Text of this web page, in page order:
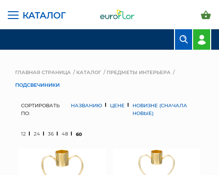
КАТАЛОГ
СВАДЕБНАЯ ФЛОРИСТИКА
ГРУНТЫ И УДОБРЕНИЯ
ГЛАВНАЯ СТРАНИЦА КАТАЛОГ
ПРЕДМЕТЫ ИНТЕРЬЕРА
ПОДСВЕЧИНИКИ
СОРТИРОВАТЬ
ПО:
НАЗВАНИЮ ЦЕНЕ
НОВИЗНЕ (СНАЧАЛА
НОВЫЕ)
12 24 36 48 60